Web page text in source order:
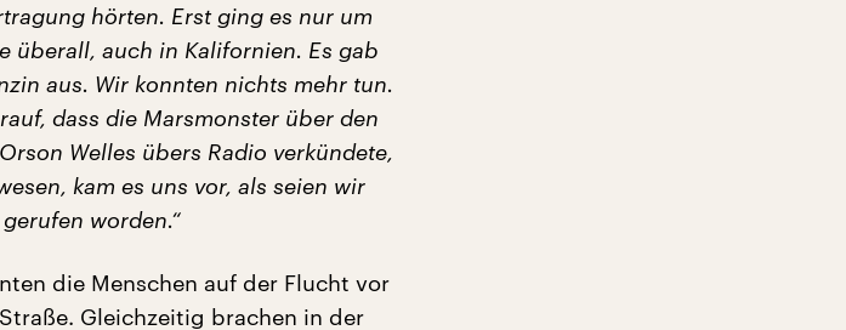
hörten. Erst ging es nur um
überall, auch in Kalifornien. Es gab
aus. Wir konnten nichts mehr tun.
dass die Marsmonster über den
Welles übers Radio verkündete,
kam es uns vor, als seien wir
worden.“
die Menschen auf der Flucht vor
Gleichzeitig brachen in der